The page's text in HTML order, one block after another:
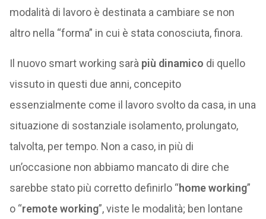
modalità di lavoro è destinata a cambiare se non
altro nella “forma” in cui è stata conosciuta, finora.
Il nuovo smart working sarà più dinamico di quello
vissuto in questi due anni, concepito
essenzialmente come il lavoro svolto da casa, in una
situazione di sostanziale isolamento, prolungato,
talvolta, per tempo. Non a caso, in più di
un’occasione non abbiamo mancato di dire che
sarebbe stato più corretto definirlo “home working”
o “remote working”, viste le modalità; ben lontane